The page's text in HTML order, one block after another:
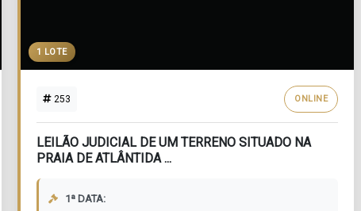
1 LOTE
253 ONLINE
LEILÃO JUDICIAL DE UM TERRENO SITUADO NA
PRAIA DE ATLÂNTIDA ...
1ª DATA: